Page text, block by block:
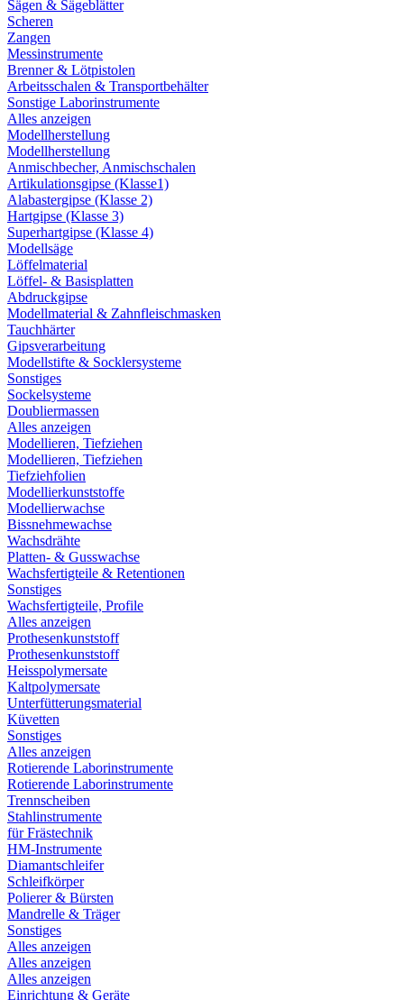
Sägen & Sägeblätter
Scheren
Zangen
Messinstrumente
Brenner & Lötpistolen
Arbeitsschalen & Transportbehälter
Sonstige Laborinstrumente
Alles anzeigen
Modellherstellung
Modellherstellung
Anmischbecher, Anmischschalen
Artikulationsgipse (Klasse1)
Alabastergipse (Klasse 2)
Hartgipse (Klasse 3)
Superhartgipse (Klasse 4)
Modellsäge
Löffelmaterial
Löffel- & Basisplatten
Abdruckgipse
Modellmaterial & Zahnfleischmasken
Tauchhärter
Gipsverarbeitung
Modellstifte & Socklersysteme
Sonstiges
Sockelsysteme
Doubliermassen
Alles anzeigen
Modellieren, Tiefziehen
Modellieren, Tiefziehen
Tiefziehfolien
Modellierkunststoffe
Modellierwachse
Bissnehmewachse
Wachsdrähte
Platten- & Gusswachse
Wachsfertigteile & Retentionen
Sonstiges
Wachsfertigteile, Profile
Alles anzeigen
Prothesenkunststoff
Prothesenkunststoff
Heisspolymersate
Kaltpolymersate
Unterfütterungsmaterial
Küvetten
Sonstiges
Alles anzeigen
Rotierende Laborinstrumente
Rotierende Laborinstrumente
Trennscheiben
Stahlinstrumente
für Frästechnik
HM-Instrumente
Diamantschleifer
Schleifkörper
Polierer & Bürsten
Mandrelle & Träger
Sonstiges
Alles anzeigen
Alles anzeigen
Alles anzeigen
Einrichtung & Geräte